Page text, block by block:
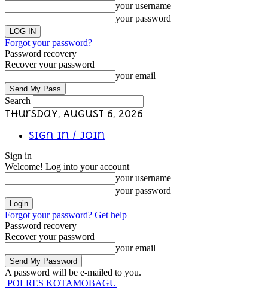
your username
your password
Forgot your password?
Password recovery
Recover your password
your email
Search
Thursday, August 6, 2026
Sign in / Join
Sign in
Welcome! Log into your account
your username
your password
Forgot your password? Get help
Password recovery
Recover your password
your email
A password will be e-mailed to you.
POLRES KOTAMOBAGU